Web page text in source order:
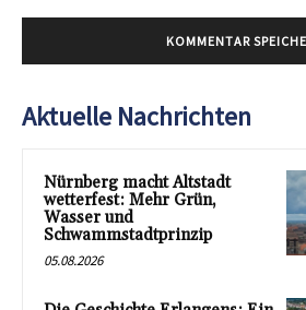
Aktuelle Nachrichten
Nürnberg macht Altstadt
wetterfest: Mehr Grün,
Wasser und
Schwammstadtprinzip
05.08.2026